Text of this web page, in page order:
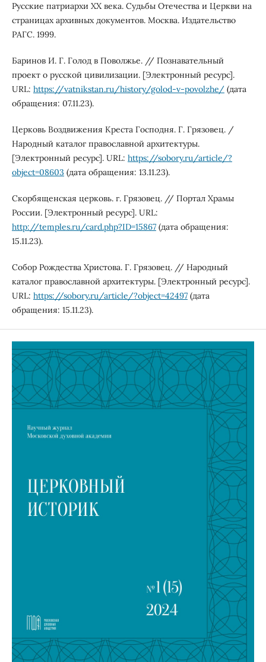
Русские патриархи ХХ века. Судьбы Отечества и Церкви на
страницах архивных документов. Москва. Издательство
РАГС. 1999.
Баринов И. Г. Голод в Поволжье. // Познавательный
проект о русской цивилизации. [Электронный ресурс].
URL: https://vatnikstan.ru/history/golod-v-povolzhe/(дата
обращения: 07.11.23).
Церковь Воздвижения Креста Господня. Г. Грязовец. /
Народный каталог православной архитектуры.
[Электронный ресурс]. URL: https://sobory.ru/article/?
object=08603 (дата обращения: 13.11.23).
Скорбященская церковь. г. Грязовец. // Портал Храмы
России. [Электронный ресурс]. URL:
http://temples.ru/card.php?ID=15867(дата обращения:
15.11.23).
Собор Рождества Христова. Г. Грязовец. // Народный
каталог православной архитектуры. [Электронный ресурс].
URL: https://sobory.ru/article/?object=42497(дата
обращения: 15.11.23).